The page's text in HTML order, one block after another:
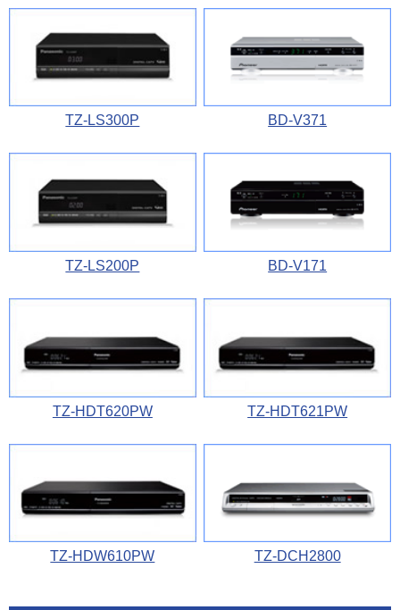
TZ-LS300P BD-V371
TZ-LS200P BD-V171
TZ-HDT620PW TZ-HDT621PW
TZ-HDW610PW TZ-DCH2800